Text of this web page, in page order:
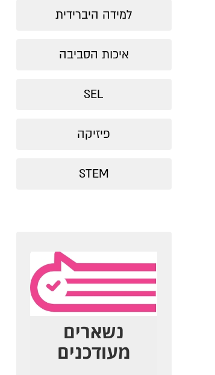
למידה היברידית
איכות הסביבה
SEL
פיזיקה
STEM